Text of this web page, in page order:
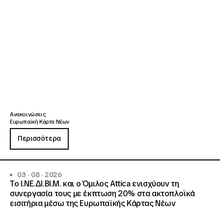
Ανακοινώσεις
Ευρωπαϊκή Κάρτα Νέων
Περισσότερα
03 · 08 · 2026
Το Ι.ΝΕ.ΔΙ.ΒΙ.Μ. και o Όμιλος Attica ενισχύουν τη
συνεργασία τους με έκπτωση 20% στα ακτοπλοϊκά
εισιτήρια μέσω της Ευρωπαϊκής Κάρτας Νέων